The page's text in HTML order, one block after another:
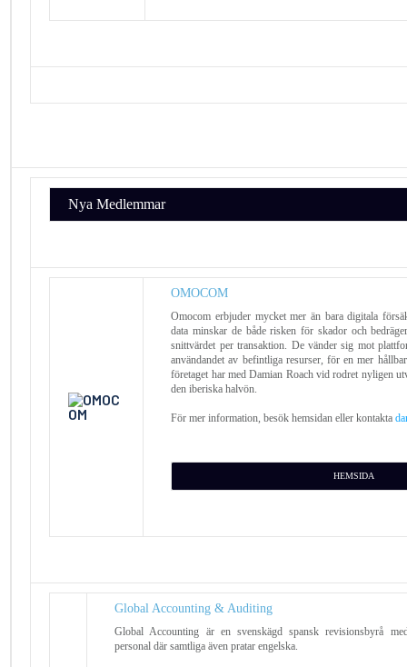
Nya Medlemmar
OMOCOM
Omocom erbjuder mycket mer än bara digitala
data minskar de både risken för skador och
snittvärdet per transaktion. De vänder sig mot
användandet av befintliga resurser, för en mer
företaget har med Damian Roach vid rodret nyligen
den iberiska halvön.
För mer information, besök hemsidan eller kontakta
HEMSIDA
Global Accounting & Auditing
Global Accounting är en svenskägd spansk revisionsbyrå
personal där samtliga även pratar engelska.